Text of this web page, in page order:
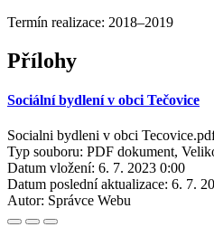
Termín realizace: 2018–2019
Přílohy
Sociální bydlení v obci Tečovice
Socialni bydleni v obci
Typ souboru: PDF dokument,
Datum vložení: 6. 7. 2023 0:00
Datum poslední aktualizace: 6. 7.
Autor: Správce Webu